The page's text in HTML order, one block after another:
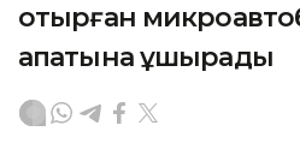
отырған
апатына ұшырады